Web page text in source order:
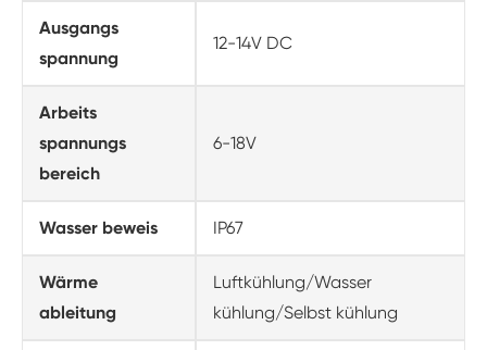
Ausgangs
spannung
12-14V DC
Arbeits
spannungs
bereich
6-18V
Wasser beweis IP67
Wärme
ableitung
Luftkühlung/Wasser
kühlung/Selbst kühlung